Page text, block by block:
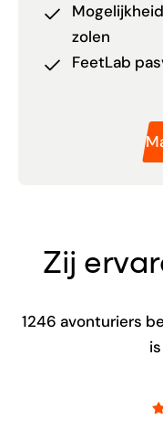
zolen
FeetLab
Zij
1246 avonturiers